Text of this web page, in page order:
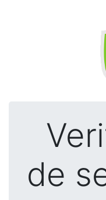
de